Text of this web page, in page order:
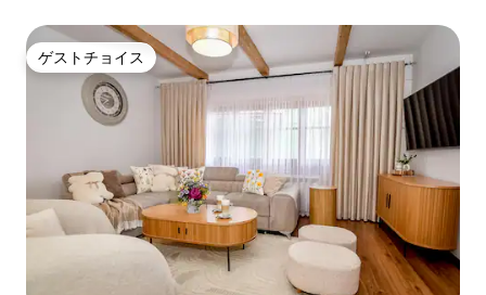
ゲストチョイス
ゲストチョイス